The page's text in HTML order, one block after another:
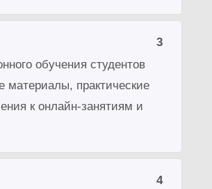
обучения студентов
материалы, практические
к онлайн-занятиям и
3
4